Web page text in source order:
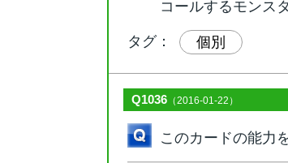
コールするモンス
タグ： 個別
Q1036 （2016-01-22）
このカードの能力